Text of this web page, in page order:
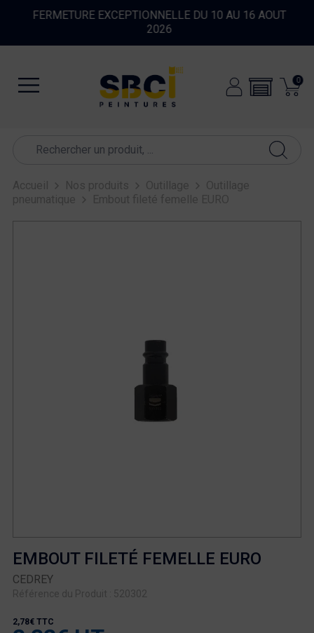
FERMETURE EXCEPTIONNELLE DU 10 AU 16 AOUT
2026
0
Accueil Nos produits Outillage
Outillage
pneumatique
Embout fileté femelle EURO
EMBOUT FILETÉ FEMELLE EURO
CEDREY
Référence du Produit : 520302
2,78€ TTC